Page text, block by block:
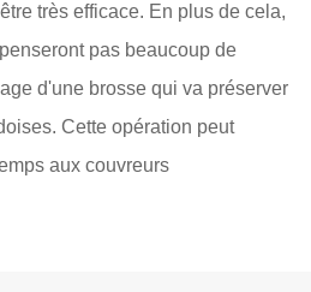
très efficace. En plus de cela,
pas beaucoup de
d'une brosse qui va préserver
Cette opération peut
aux couvreurs